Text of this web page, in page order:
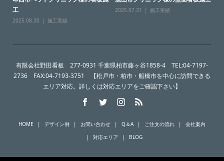
工
2025.08.30 施工実績
2025.07.31 施工実績
有限会社野田看板 277-0931 千葉県柏市藤ヶ谷1858-4 TEL:04-7197-
2736 FAX:04-7193-3751 【松戸市・柏市・船橋市を中心に訪問できる
エリア対応。詳しくは対応エリアをご確認下さい】
HOME デザイン例 お問い合わせ Q＆A ご注文の流れ
会社案内
対応エリア
BLOG